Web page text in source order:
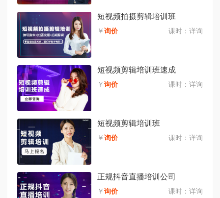
短视频拍摄剪辑培训班
￥询价 课时： 详询
短视频剪辑培训班速成
￥询价 课时： 详询
短视频剪辑培训班
￥询价 课时： 详询
正规抖音直播培训公司
￥询价 课时： 详询